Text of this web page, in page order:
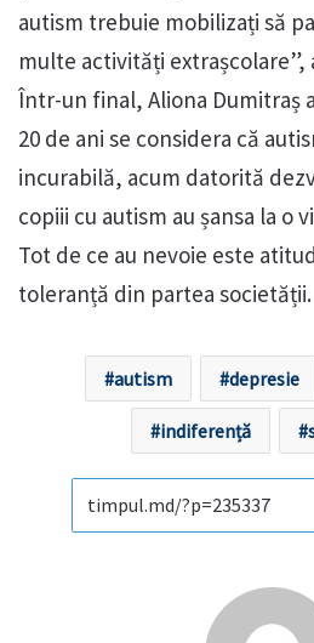
autism trebuie mobilizați să
multe activități extrașcolare”,
Într-un final, Aliona Dumitraș
20 de ani se considera că
incurabilă, acum datorită
copiii cu autism au șansa la o
Tot de ce au nevoie este
toleranță din partea societății.
autism depresie
indiferență